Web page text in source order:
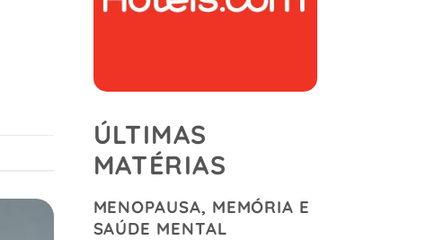
ÚLTIMAS
MATÉRIAS
MENOPAUSA, MEMÓRIA E
SAÚDE MENTAL